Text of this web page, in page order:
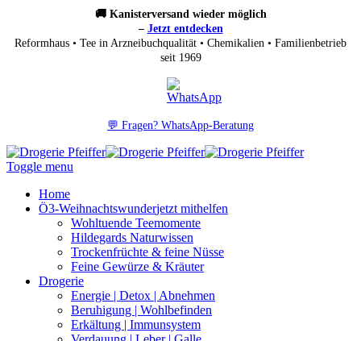
🚚 Kanisterversand wieder möglich
– Jetzt entdecken
Reformhaus • Tee in Arzneibuchqualität • Chemikalien • Familienbetrieb
seit 1969
💬 Fragen? WhatsApp-Beratung
Toggle menu
Home
Ö3-Weihnachtswunderjetzt mithelfen
Wohltuende Teemomente
Hildegards Naturwissen
Trockenfrüchte & feine Nüsse
Feine Gewürze & Kräuter
Drogerie
Energie | Detox | Abnehmen
Beruhigung | Wohlbefinden
Erkältung | Immunsystem